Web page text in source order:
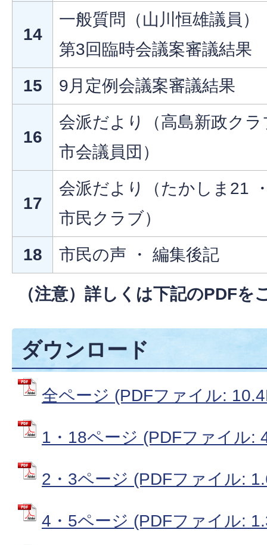
14
一般質問（山川恒雄議員
第3回臨時会議案審議結果
15
9月定例会議案審議結果
16
会派だより（高島新政ク
市会議員団）
17
会派だより（たかしま21
市民クラブ）
18
市民の声 ・ 編集後記
（注意）詳しくは下記のPDFを
ダウンロード
全ページ (PDFファイル:
1・18ページ (PDFファイル:
2・3ページ (PDFファイル:
4・5ページ (PDFファイル: